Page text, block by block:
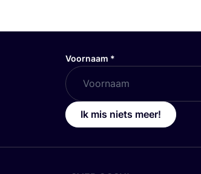
Voornaam *
Ik mis niets meer!